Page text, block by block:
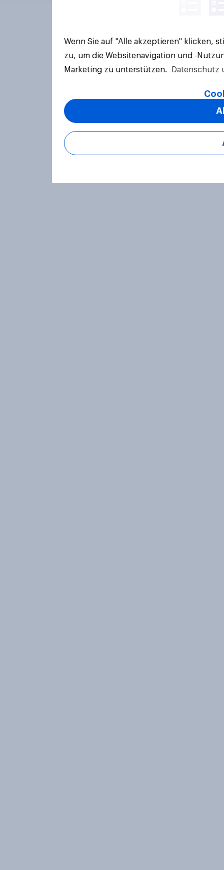
Wenn Sie auf "Alle akzeptieren" klicken,
zu, um die Websitenavigation und -
Marketing zu unterstützen.
Datenschutz